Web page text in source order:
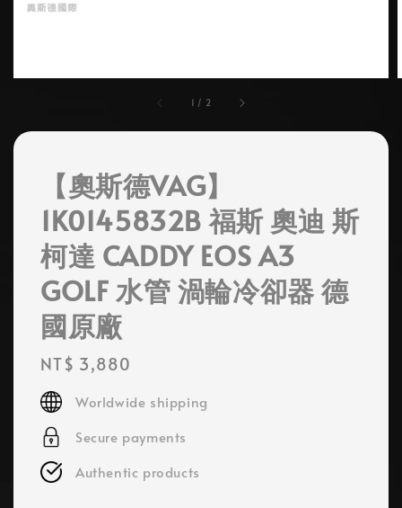
1 / 2
【奧斯德VAG】
1K0145832B 福斯 奧迪 斯
柯達 CADDY EOS A3
GOLF 水管 渦輪冷卻器 德
國原廠
Regular
price
NT$ 3,880
Worldwide shipping
Secure payments
Authentic products